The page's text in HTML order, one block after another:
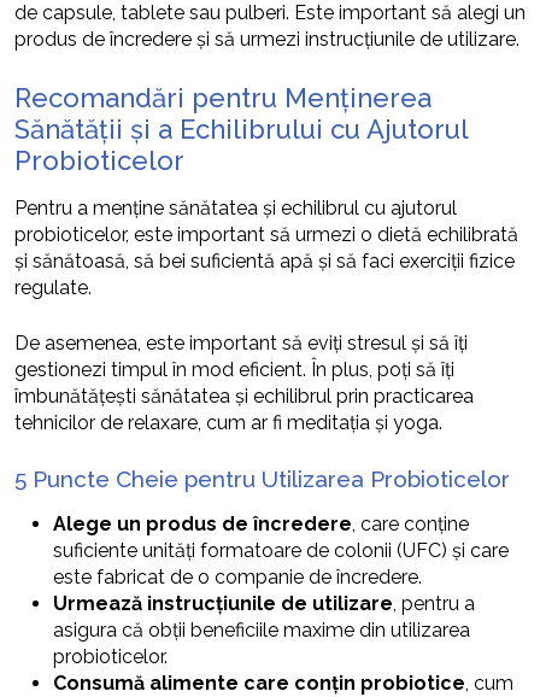
de capsule, tablete sau pulberi. Este important să alegi un
produs de încredere și să urmezi instrucțiunile de utilizare.
Recomandări pentru Menținerea
Sănătății și a Echilibrului cu Ajutorul
Probioticelor
Pentru a menține sănătatea și echilibrul cu ajutorul
probioticelor, este important să urmezi o dietă echilibrată
și sănătoasă, să bei suficientă apă și să faci exerciții fizice
regulate.
De asemenea, este important să eviți stresul și să îți
gestionezi timpul în mod eficient. În plus, poți să îți
îmbunătățești sănătatea și echilibrul prin practicarea
tehnicilor de relaxare, cum ar fi meditația și yoga.
5 Puncte Cheie pentru Utilizarea Probioticelor
Alege un produs de încredere, care conține
suficiente unități formatoare de colonii (UFC) și care
este fabricat de o companie de încredere.
Urmează instrucțiunile de utilizare, pentru a
asigura că obții beneficiile maxime din utilizarea
probioticelor.
Consumă alimente care conțin probiotice, cum